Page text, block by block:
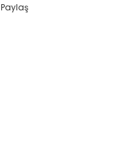
Paylaş